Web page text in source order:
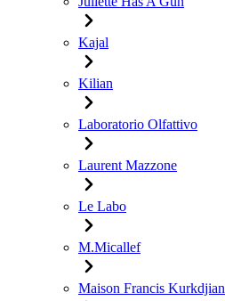
Kajal
Kilian
Laboratorio Olfattivo
Laurent Mazzone
Le Labo
M.Micallef
Maison Francis Kurkdjian